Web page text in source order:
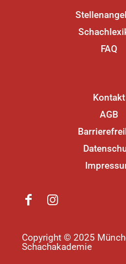
FAQ
Kontakt
AGB
Copyright © 2025
Schachakademie